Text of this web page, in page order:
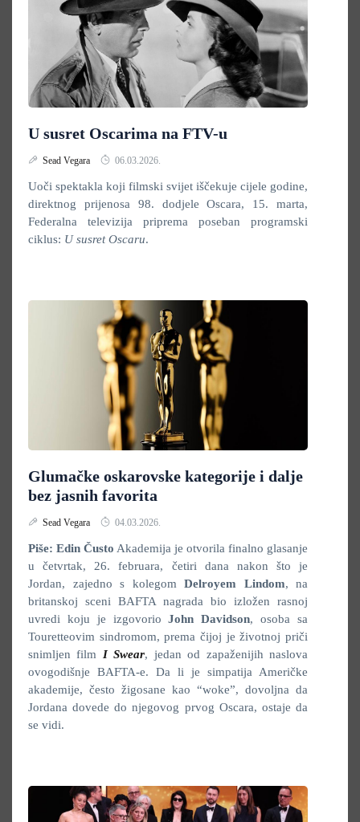
U susret Oscarima na FTV-u
Sead Vegara 06.03.2026.
Uoči spektakla koji filmski svijet iščekuje cijele godine,
direktnog prijenosa 98. dodjele Oscara, 15. marta,
Federalna televizija priprema poseban programski
ciklus: U susret Oscaru.
Glumačke oskarovske kategorije i dalje
bez jasnih favorita
Sead Vegara 04.03.2026.
Piše: Edin Čusto Akademija je otvorila finalno glasanje
u četvrtak, 26. februara, četiri dana nakon što je
Jordan, zajedno s kolegom Delroyem Lindom, na
britanskoj sceni BAFTA nagrada bio izložen rasnoj
uvredi koju je izgovorioJohn Davidson, osoba sa
Touretteovim sindromom, prema čijoj je životnoj priči
snimljen film
I Swear, jedan od zapaženijih naslova
ovogodišnje BAFTA-e. Da li je simpatija Američke
akademije, često žigosane kao “woke”, dovoljna da
Jordana dovede do njegovog prvog Oscara, ostaje da
se vidi.